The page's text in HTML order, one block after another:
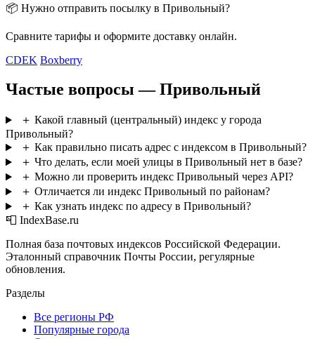
📦 Нужно отправить посылку в Привольный?
Сравните тарифы и оформите доставку онлайн.
CDEK Boxberry
Частые вопросы — Привольный
＋ Какой главный (центральный) индекс у города
Привольный?
＋ Как правильно писать адрес с индексом в Привольный?
＋ Что делать, если моей улицы в Привольный нет в базе?
＋ Можно ли проверить индекс Привольный через API?
＋ Отличается ли индекс Привольный по районам?
＋ Как узнать индекс по адресу в Привольный?
📮 IndexBase.ru
Полная база почтовых индексов Российской Федерации.
Эталонный справочник Почты России, регулярные
обновления.
Разделы
Все регионы РФ
Популярные города